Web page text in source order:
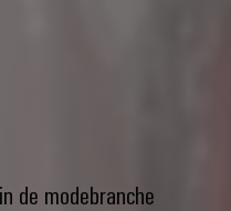
de modebranche